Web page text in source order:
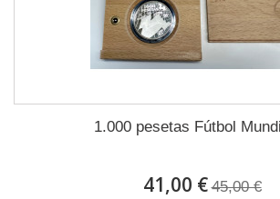
1.000 pesetas Fútbol
41,00 € 45,00 €